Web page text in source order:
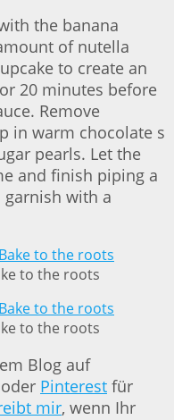
the banana
of nutella
to create an
20 minutes before
Remove
in warm chocolate s
pearls. Let the
and finish piping a
with a
to the roots
to the roots
Blog auf
oder Pinterest für
mir, wenn Ihr